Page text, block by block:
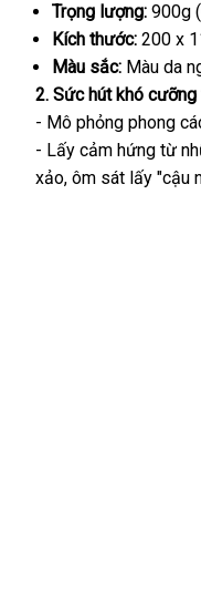
Trọng lượng: 900g
Kích thước: 200 x
Màu sắc: Màu da
2. Sức hút khó
- Mô phỏng phong
- Lấy cảm hứng từ
xảo, ôm sát lấy "cậu